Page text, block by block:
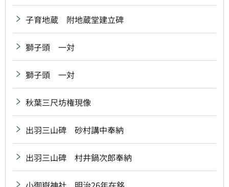
子育地蔵 附地蔵堂建立碑
獅子頭 一対
獅子頭 一対
秋葉三尺坊権現像
出羽三山碑 砂村講中奉納
出羽三山碑 村井鍋次郎奉納